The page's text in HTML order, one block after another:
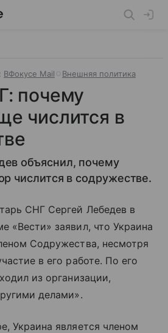
ВФокусе Mail Внешняя политика
почему
числится в
объяснил, почему
числится в содружестве.
СНГ Сергей Лебедев в
«Вести» заявил, что Украина
Содружества, несмотря
в его работе. По его
из организации,
делами».
Украина является членом